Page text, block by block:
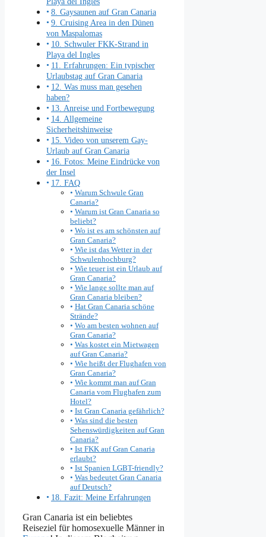
8. Gaysaunen auf Gran Canaria
9. Cruising Area in den Dünen
von Maspalomas
10. Schwuler FKK-Strand in
Playa del Ingles
11. Erfahrungen: Ein typischer
Urlaubstag auf Gran Canaria
12. Was muss man gesehen
haben?
13. Anreise und Fortbewegung
14. Allgemeine
Sicherheitshinweise
15. Video von unserem Gay-
Urlaub auf Gran Canaria
16. Fotos: Meine Eindrücke von
der Insel
17. FAQ
Warum Schwule Gran
Canaria?
Warum ist Gran Canaria so
beliebt?
Wo ist es am schönsten auf
Gran Canaria?
Wie ist das Wetter in der
Schwulenhochburg?
Wie teuer ist ein Urlaub auf
Gran Canaria?
Wie lange sollte man auf
Gran Canaria bleiben?
Hat Gran Canaria schöne
Strände?
Wo am besten wohnen auf
Gran Canaria?
Was kostet ein Mietwagen
auf Gran Canaria?
Wie heißt der Flughafen von
Gran Canaria?
Wie kommt man auf Gran
Canaria vom Flughafen zum
Hotel?
Ist Gran Canaria gefährlich?
Was sind die besten
Sehenswürdigkeiten auf Gran
Canaria?
Ist FKK auf Gran Canaria
erlaubt?
Ist Spanien LGBT-friendly?
Was bedeutet Gran Canaria
auf Deutsch?
18. Fazit: Meine Erfahrungen
Gran Canaria ist ein beliebtes
Reiseziel für homosexuelle Männer in